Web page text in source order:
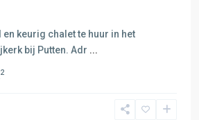
en keurig chalet te huur in het
bij Putten. Adr ...
2